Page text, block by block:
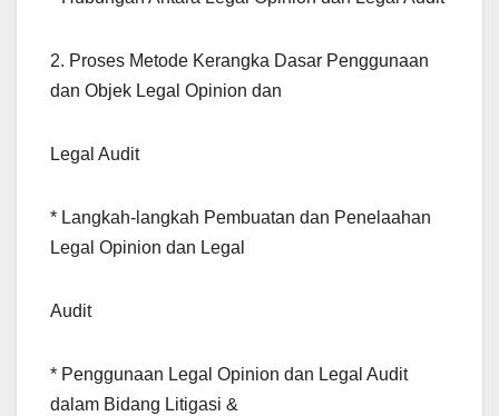
2. Proses Metode Kerangka Dasar Penggunaan
dan Objek Legal Opinion dan
Legal Audit
* Langkah-langkah Pembuatan dan Penelaahan
Legal Opinion dan Legal
Audit
* Penggunaan Legal Opinion dan Legal Audit
dalam Bidang Litigasi &